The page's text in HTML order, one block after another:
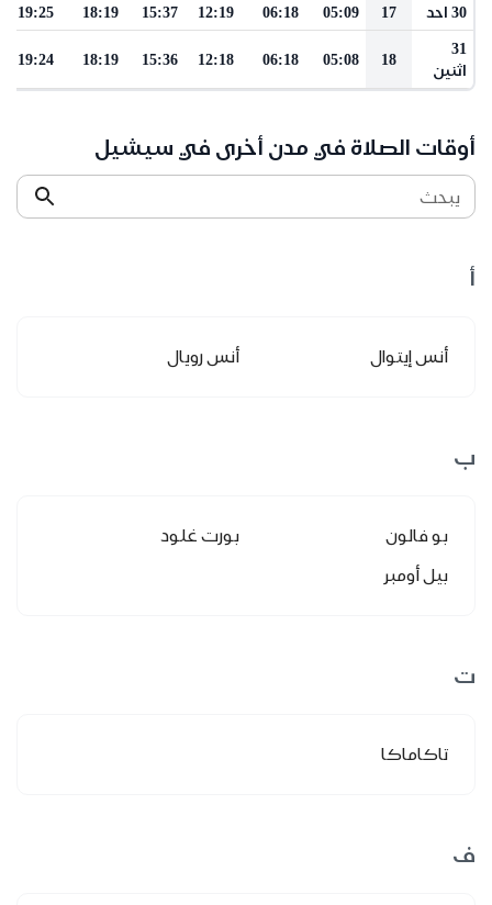
30 احد 17
05:09
06:18
12:19
15:37
18:19
19:25
31
اثنين
18
05:08
06:18
12:18
15:36
18:19
19:24
أوقات الصلاة في مدن أخرى في سيشيل
يبحث
أ
أنس إيتوال أنس رويال
ب
بو فالون
بورت غلود
بيل أومبر
ت
تاكاماكا
ف